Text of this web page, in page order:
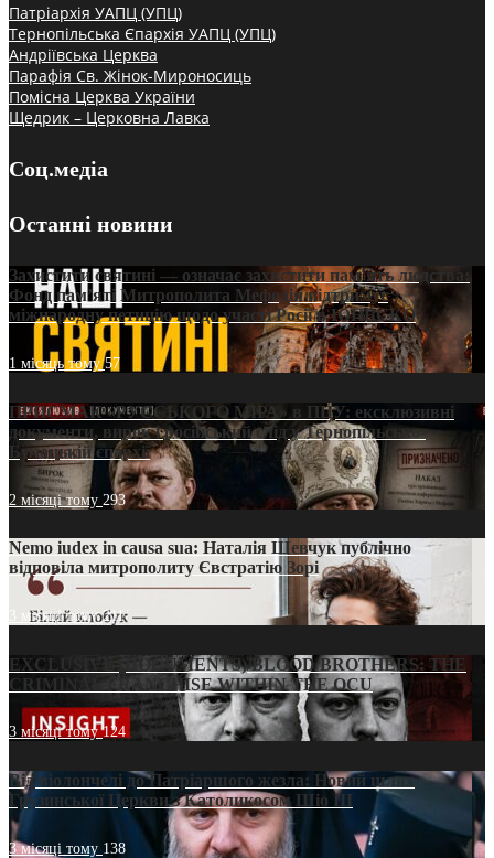
Патріархія УАПЦ (УПЦ)
Тернопільська Єпархія УАПЦ (УПЦ)
Андріївська Церква
Парафія Св. Жінок-Мироносиць
Помісна Церква України
Щедрик – Церковна Лавка
Соц.медіа
Останні новини
Захистити святині — означає захистити пам’ять людства:
Фонд пам’яті Митрополита Мефодія підтримує
міжнародну петицію щодо участі Росії в ЮНЕСКО
1 місяць тому57
ПРИСМАК «РУССЬКОГО МІРА» в ПЦУ: ексклюзивні
документи, вирок і російський слід у Тернопільсько-
Бучацькій єпархії
2 місяці тому 293
Nemo iudex in causa sua: Наталія Шевчук публічно
відповіла митрополиту Євстратію Зорі
3 місяці тому211
EXCLUSIVE (DOCUMENTS)/BLOOD BROTHERS: THE
CRIMINAL FRANCHISE WITHIN THE OCU
3 місяці тому124
Від віолончелі до Патріаршого жезла: Новий шлях
Грузинської Церкви з Католикосом Шіо III
3 місяці тому 138